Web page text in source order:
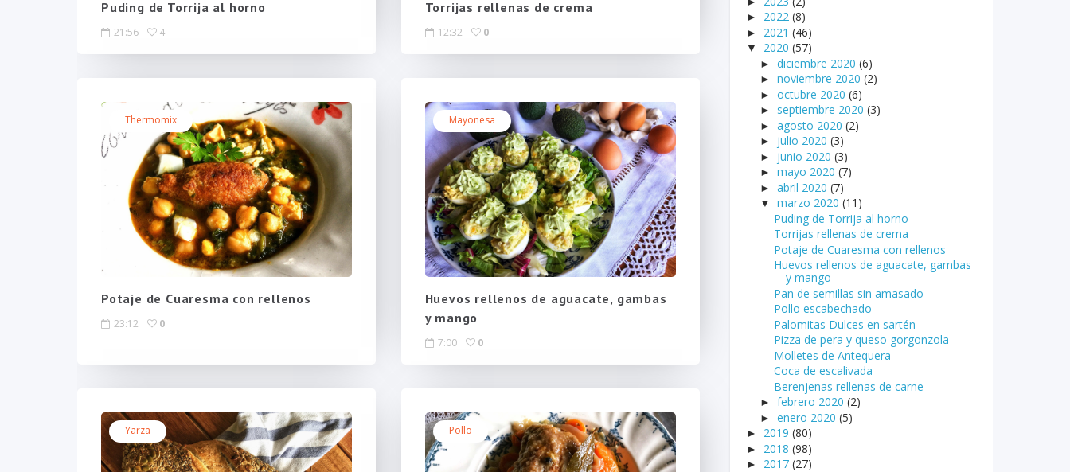
Puding de Torrija al horno
21:56 4
Torrijas rellenas de crema
12:32 0
Thermomix
Potaje de Cuaresma con rellenos
23:12 0
Mayonesa
Huevos rellenos de aguacate, gambas
y mango
7:00 0
Yarza Pollo
► 2022 (8)
► 2021 (46)
▼ 2020 (57)
► diciembre 2020 (6)
► noviembre 2020 (2)
► octubre 2020 (6)
► septiembre 2020 (3)
► agosto 2020 (2)
► julio 2020 (3)
► junio 2020 (3)
► mayo 2020 (7)
► abril 2020 (7)
▼ marzo 2020 (11)
Puding de Torrija al horno
Torrijas rellenas de crema
Potaje de Cuaresma con rellenos
Huevos rellenos de aguacate, gambas
y mango
Pan de semillas sin amasado
Pollo escabechado
Palomitas Dulces en sartén
Pizza de pera y queso gorgonzola
Molletes de Antequera
Coca de escalivada
Berenjenas rellenas de carne
► febrero 2020 (2)
► enero 2020 (5)
► 2019 (80)
► 2018 (98)
► 2017 (27)